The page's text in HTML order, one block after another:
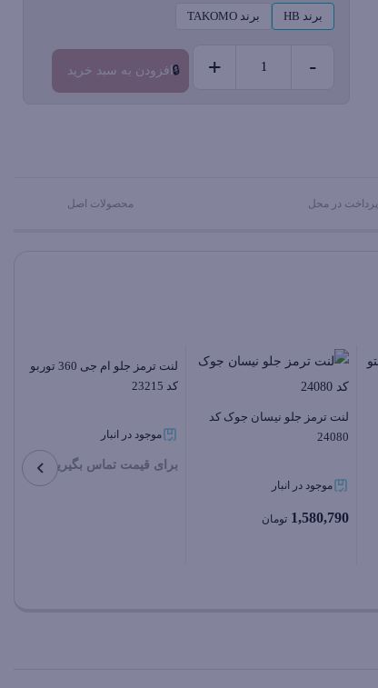
برند HB برند TAKOMO
کد
-
+ افزودن به سبد خرید
پرداخت در محل محصولات اصل
لنت ترمز جلو نیسان جوک کد
24080
موجود در انبار
1,580,790 تومان
لنت ترمز جلو ام جی 360 توربو
کد 23215
موجود در انبار
برای قیمت تماس بگیرید